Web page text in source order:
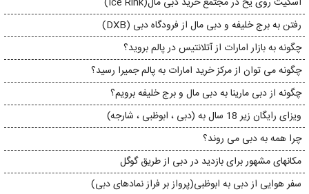
رفتن به برج خلیفه و دبی مال از فرودگاه دبی (DXB)
چگونه به بازار امارات از آتلانتیس در پالم بروید؟
چگونه می توان از مرکز خرید امارات به پالم جمیرا رسید؟
چگونه از دبی مارینا به دبی مال و برج خلیفه برویم؟
ویزای رایگان زیر 18 سال به (دبی ، ابوظبی ، شارجه)
​​چرا همه به دبی می روند؟
مکانهای مشهور برای بازدید در دبی از طریق گوگل
سفر هوایی از دبی به ابوظبی(پرواز بر فراز نمادهای دبی)